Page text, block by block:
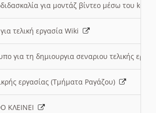
για μοντάζ βίντεο μέσω του
τελική εργασία Wiki
για τη δημιουργια σεναριου τελικής
εργασίας (Τμήματα Ραγάζου)
ΚΛΕΙΝΕΙ